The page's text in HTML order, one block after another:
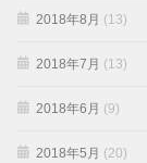
2018年8月 (13)
2018年7月 (13)
2018年6月 (9)
2018年5月 (20)